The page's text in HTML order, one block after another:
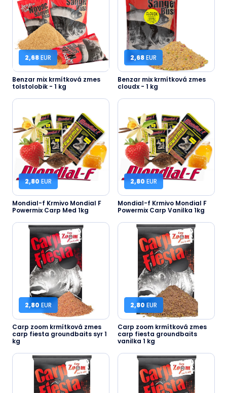
2,68EUR
Benzar mix krmítková zmes
tolstolobik - 1 kg
2,68EUR
Benzar mix krmítková zmes
cloudx - 1 kg
2,80EUR
Mondial-f Krmivo Mondial F
Powermix Carp Med 1kg
2,80EUR
Mondial-f Krmivo Mondial F
Powermix Carp Vanilka 1kg
2,80 EUR
Carp zoom krmítková zmes
carp fiesta groundbaits syr 1
kg
2,80 EUR
Carp zoom krmítková zmes
carp fiesta groundbaits
vanilka 1 kg